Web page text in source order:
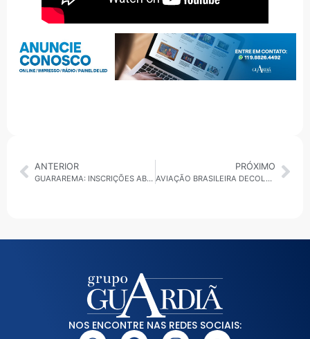
ANTERIOR
GUARAREMA: INSCRIÇÕES ABERTAS PARA A CORRIDA NOTURNA FRANCISCO BUENO
PRÓXIMO
AVIAÇÃO BRASILEIRA DECOLA: PAÍS REGISTRA TRIMESTRE HISTÓRICO COM ALTA DE 2,6 MILHÕES DE PASSAGEIROS
NOS ENCONTRE NAS REDES SOCIAIS: